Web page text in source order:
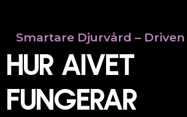
Smartare Djurvård – Driven
HUR AIVET
FUNGERAR